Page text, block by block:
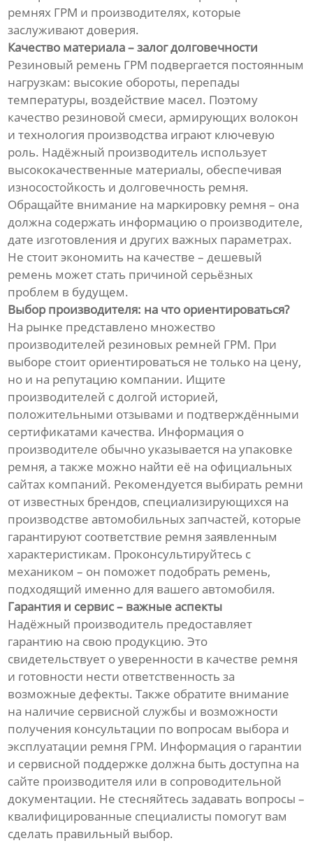
ремнях ГРМ и производителях, которые
заслуживают доверия.
Качество материала – залог долговечности
Резиновый ремень ГРМ подвергается постоянным
нагрузкам: высокие обороты, перепады
температуры, воздействие масел. Поэтому
качество резиновой смеси, армирующих волокон
и технология производства играют ключевую
роль. Надёжный производитель использует
высококачественные материалы, обеспечивая
износостойкость и долговечность ремня.
Обращайте внимание на маркировку ремня – она
должна содержать информацию о производителе,
дате изготовления и других важных параметрах.
Не стоит экономить на качестве – дешевый
ремень может стать причиной серьёзных
проблем в будущем.
Выбор производителя: на что ориентироваться?
На рынке представлено множество
производителей резиновых ремней ГРМ. При
выборе стоит ориентироваться не только на цену,
но и на репутацию компании. Ищите
производителей с долгой историей,
положительными отзывами и подтверждёнными
сертификатами качества. Информация о
производителе обычно указывается на упаковке
ремня, а также можно найти её на официальных
сайтах компаний. Рекомендуется выбирать ремни
от известных брендов, специализирующихся на
производстве автомобильных запчастей, которые
гарантируют соответствие ремня заявленным
характеристикам. Проконсультируйтесь с
механиком – он поможет подобрать ремень,
подходящий именно для вашего автомобиля.
Гарантия и сервис – важные аспекты
Надёжный производитель предоставляет
гарантию на свою продукцию. Это
свидетельствует о уверенности в качестве ремня
и готовности нести ответственность за
возможные дефекты. Также обратите внимание
на наличие сервисной службы и возможности
получения консультации по вопросам выбора и
эксплуатации ремня ГРМ. Информация о гарантии
и сервисной поддержке должна быть доступна на
сайте производителя или в сопроводительной
документации. Не стесняйтесь задавать вопросы –
квалифицированные специалисты помогут вам
сделать правильный выбор.